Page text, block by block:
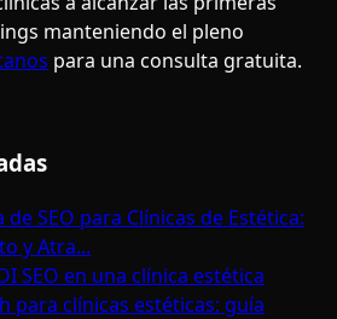
manteniendo el pleno
para una consulta gratuita.
de SEO para Clínicas de Estética:
y Atra...
SEO en una clínica estética
para clínicas estéticas: guía